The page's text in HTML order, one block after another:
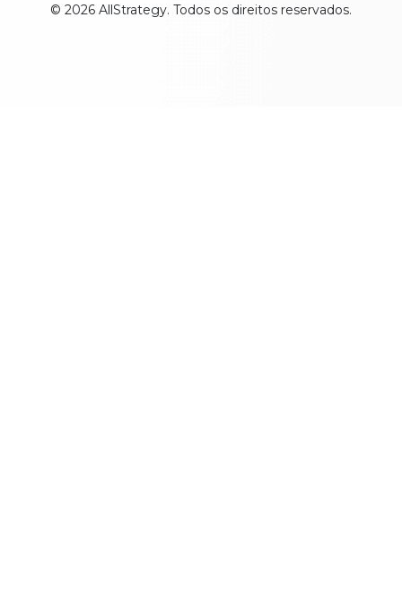
© 2026 AllStrategy. Todos os direitos reservados.